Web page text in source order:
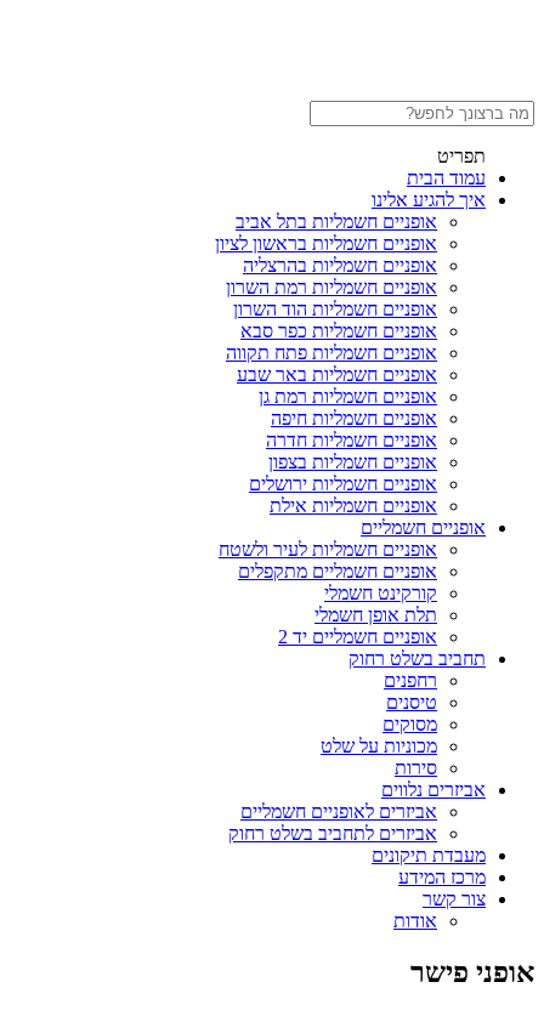
תפריט
עמוד הבית
איך להגיע אלינו
אופניים חשמליות בתל אביב
אופניים חשמליות בראשון לציון
אופניים חשמליות בהרצליה
אופניים חשמליות רמת השרון
אופניים חשמליות הוד השרון
אופניים חשמליות כפר סבא
אופניים חשמליות פתח תקווה
אופניים חשמליות באר שבע
אופניים חשמליות רמת גן
אופניים חשמליות חיפה
אופניים חשמליות חדרה
אופניים חשמליות בצפון
אופניים חשמליות ירושלים
אופניים חשמליות אילת
אופניים חשמליים
אופניים חשמליות לעיר ולשטח
אופניים חשמליים מתקפלים
קורקינט חשמלי
תלת אופן חשמלי
אופניים חשמליים יד 2
תחביב בשלט רחוק
רחפנים
טיסנים
מסוקים
מכוניות על שלט
סירות
אביזרים נלווים
אביזרים לאופניים חשמליים
אביזרים לתחביב בשלט רחוק
מעבדת תיקונים
מרכז המידע
צור קשר
אודות
אופני פישר